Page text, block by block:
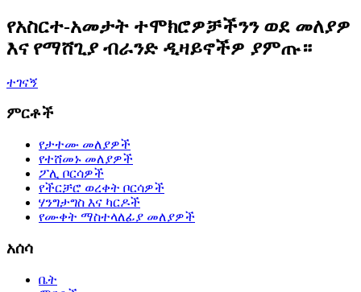
የአስርተ-አመታት ተሞክሮዎቻችንን ወደ መለያዎ
እና የማሸጊያ ብራንድ ዲዛይኖችዎ ያምጡ።
ተገናኝ
ምርቶች
የታተሙ መለያዎች
የተሸመኑ መለያዎች
ፖሊ ቦርሳዎች
የችርቻሮ ወረቀት ቦርሳዎች
ሃንግታግስ እና ካርዶች
የሙቀት ማስተላለፊያ መለያዎች
አሰሳ
ቤት